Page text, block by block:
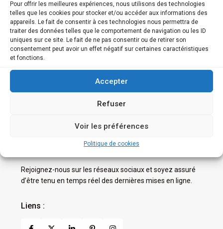
Pour offrir les meilleures expériences, nous utilisons des technologies
telles que les cookies pour stocker et/ou accéder aux informations des
appareils. Le fait de consentir à ces technologies nous permettra de
traiter des données telles que le comportement de navigation ou les ID
uniques sur ce site. Le fait de ne pas consentir ou de retirer son
consentement peut avoir un effet négatif sur certaines caractéristiques
et fonctions.
Accepter
Refuser
Voir les préférences
Politique de cookies
Catégorie
Type de bien
Ville
Province
Recherche
Rejoignez-nous sur les réseaux sociaux et soyez assuré
d’être tenu en temps réel des dernières mises en ligne.
Liens :